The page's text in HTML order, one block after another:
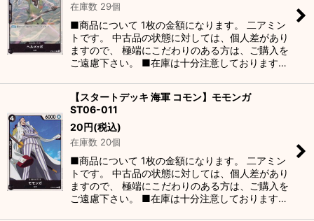
在庫数 29個
■商品について 1枚の金額になります。 二アミン
トです。 中古品の状態に対しては、個人差があり
ますので、 極端にこだわりのある方は、ご購入を
ご遠慮下さい。 ■在庫は十分注意しております…
【スタートデッキ 海軍 コモン】モモンガ
ST06-011
20円(税込)
在庫数 20個
■商品について 1枚の金額になります。 二アミン
トです。 中古品の状態に対しては、個人差があり
ますので、 極端にこだわりのある方は、ご購入を
ご遠慮下さい。 ■在庫は十分注意しております…